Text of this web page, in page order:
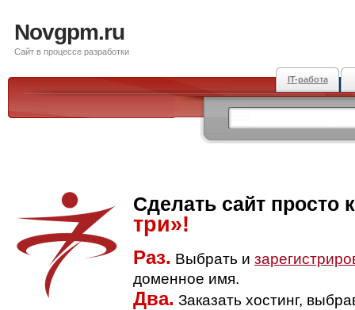
Novgpm.ru
Сайт в процессе разработки
IT-работа
Сделать сайт просто
три»!
Раз. Выбрать и
доменное имя.
Два. Заказать хостинг,